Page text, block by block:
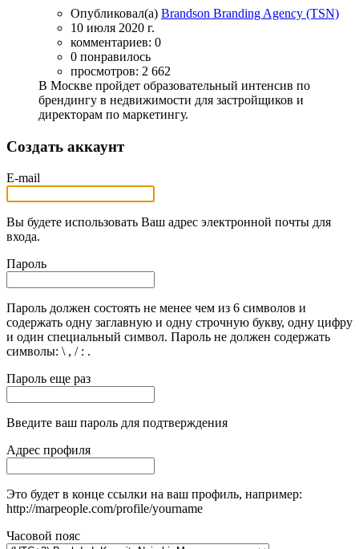
Опубликовал(а) Brandson Branding Agency (TSN)
10 июля 2020 г.
комментариев: 0
0 понравилось
просмотров: 2 662
В Москве пройдет образовательный интенсив по
брендингу в недвижимости для застройщиков и
директорам по маркетингу.
Создать аккаунт
E-mail
Вы будете использовать Ваш адрес электронной почты для
входа.
Пароль
Пароль должен состоять не менее чем из 6 символов и
содержать одну заглавную и одну строчную букву, одну цифру
и один специальный символ. Пароль не должен содержать
символы: \ , / : .
Пароль еще раз
Введите ваш пароль для подтверждения
Адрес профиля
Это будет в конце ссылки на ваш профиль, например:
http://marpeople.com/profile/yourname
Часовой пояс